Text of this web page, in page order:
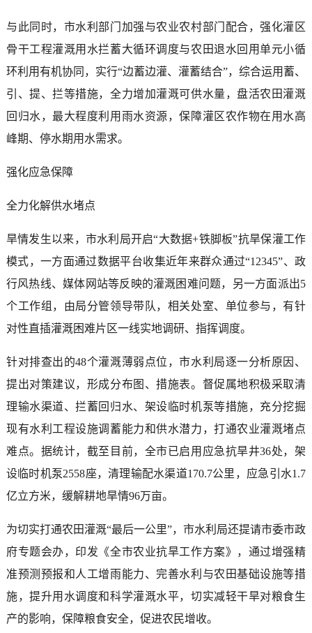
与此同时，市水利部门加强与农业农村部门配合，强化灌区
骨干工程灌溉用水拦蓄大循环调度与农田退水回用单元小循
环利用有机协同，实行“边蓄边灌、灌蓄结合”，综合运用蓄、
引、提、拦等措施，全力增加灌溉可供水量，盘活农田灌溉
回归水，最大程度利用雨水资源，保障灌区农作物在用水高
峰期、停水期用水需求。
强化应急保障
全力化解供水堵点
旱情发生以来，市水利局开启“大数据+铁脚板”抗旱保灌工作
模式，一方面通过数据平台收集近年来群众通过“12345”、政
行风热线、媒体网站等反映的灌溉困难问题，另一方面派出5
个工作组，由局分管领导带队，相关处室、单位参与，有针
对性直插灌溉困难片区一线实地调研、指挥调度。
针对排查出的48个灌溉薄弱点位，市水利局逐一分析原因、
提出对策建议，形成分布图、措施表。督促属地积极采取清
理输水渠道、拦蓄回归水、架设临时机泵等措施，充分挖掘
现有水利工程设施调蓄能力和供水潜力，打通农业灌溉堵点
难点。据统计，截至目前，全市已启用应急抗旱井36处，架
设临时机泵2558座，清理输配水渠道170.7公里，应急引水1.7
亿立方米，缓解耕地旱情96万亩。
为切实打通农田灌溉“最后一公里”，市水利局还提请市委市政
府专题会办，印发《全市农业抗旱工作方案》，通过增强精
准预测预报和人工增雨能力、完善水利与农田基础设施等措
施，提升用水调度和科学灌溉水平，切实减轻干旱对粮食生
产的影响，保障粮食安全，促进农民增收。